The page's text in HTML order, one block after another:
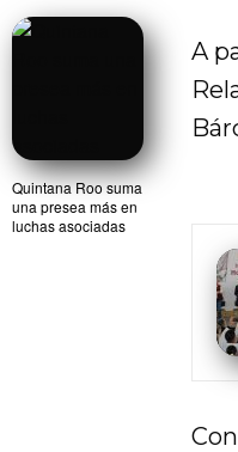
Quintana Roo suma
una presea más en
luchas asociadas
A